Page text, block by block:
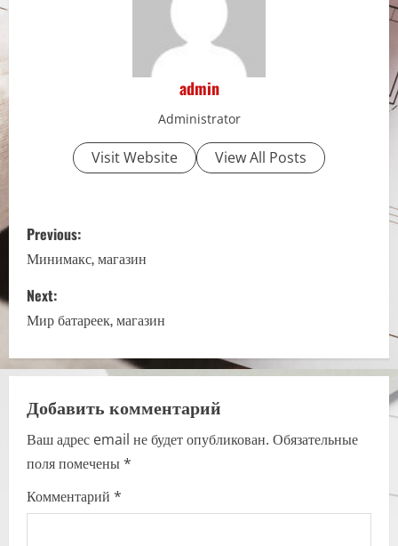
admin
Administrator
Visit Website View All Posts
P
o
s
t
n
a
v
i
g
Previous:
Минимакс, магазин
Next:
Мир батареек, магазин
Добавить комментарий
Ваш адрес email не будет опубликован. Обязательные
поля помечены*
Комментарий *